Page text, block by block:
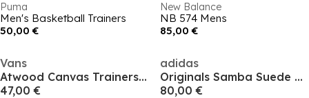
Puma
Men's Basketball Trainers
50,00 €
New Balance
NB 574 Mens
85,00 €
Vans
Atwood Canvas Trainers Mens
47,00 €
adidas
Originals Samba Suede Trainers Mens
80,00 €